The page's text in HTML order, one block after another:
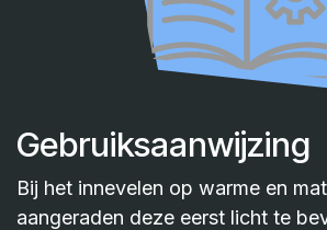
Gebruiksaanwijzing
Bij het innevelen op warme en
aangeraden deze eerst licht te